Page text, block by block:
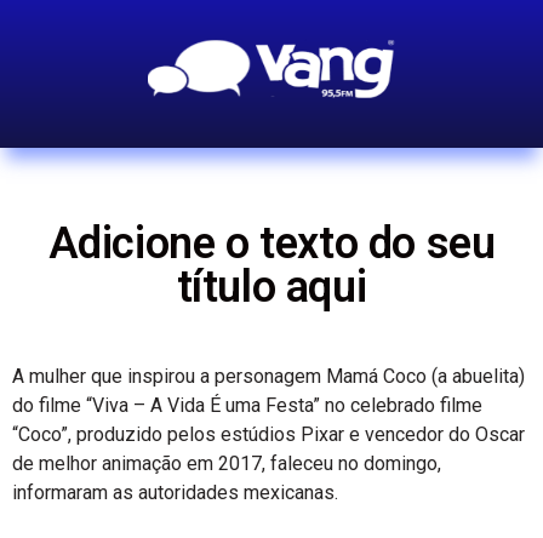
Adicione o texto do seu
título aqui
A mulher que inspirou a personagem Mamá Coco (a abuelita)
do filme “Viva – A Vida É uma Festa” no celebrado filme
“Coco”, produzido pelos estúdios Pixar e vencedor do Oscar
de melhor animação em 2017, faleceu no domingo,
informaram as autoridades mexicanas.